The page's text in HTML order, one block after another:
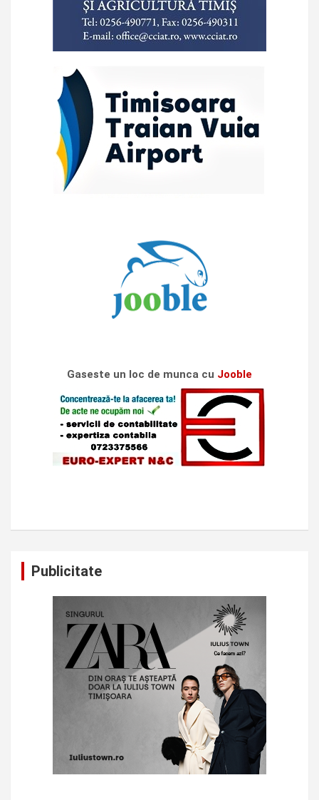
Gaseste un loc de munca cu Jooble
Publicitate